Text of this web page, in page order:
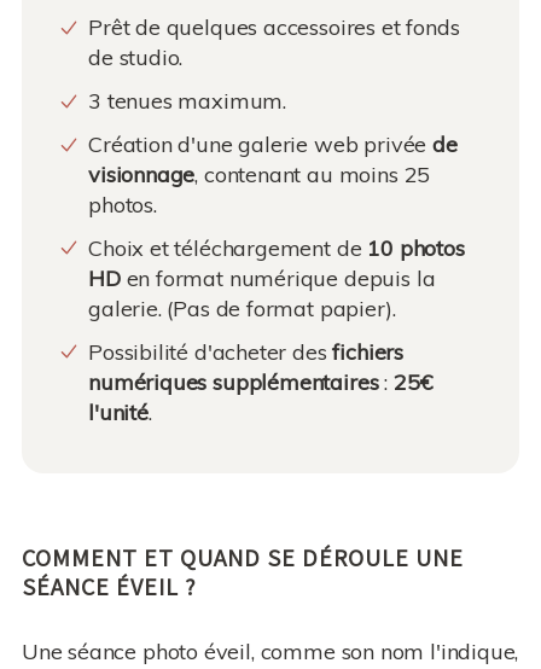
Prêt de quelques accessoires et fonds
de studio.
3 tenues maximum.
Création d'une galerie web privée de
visionnage, contenant au moins 25
photos.
Choix et téléchargement de 10 photos
HDen format numérique depuis la
galerie. (Pas de format papier).
Possibilité d'acheter desfichiers
numériques supplémentaires: 25€
l'unité.
COMMENT ET QUAND SE DÉROULE UNE
SÉANCE ÉVEIL ?
Une séance photo éveil, comme son nom l'indique,